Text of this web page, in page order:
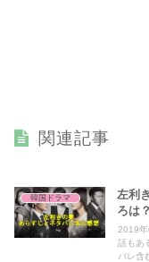
関連記事
韓国ドラマ
左利
ろは？
2019年
話もあ
バレ含